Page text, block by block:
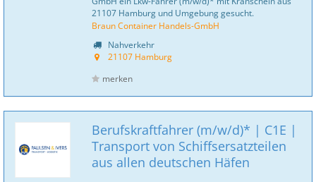
21107 Hamburg und Umgebung gesucht.
Braun Container Handels-GmbH
Nahverkehr
21107 Hamburg
merken
Berufskraftfahrer (m/w/d)* | C1E |
Transport von Schiffsersatzteilen
aus allen deutschen Häfen